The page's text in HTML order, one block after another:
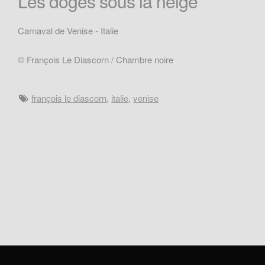
Carnaval de Venise - Italie
© François Le Diascorn / Chambre noire
françois le diascorn, italie,venise